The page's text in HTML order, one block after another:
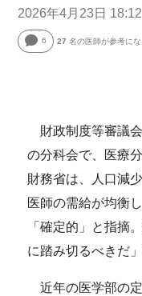
2026年4月23日 18:12
6 27 名の医師が参考に
財政制度等審議
の分科会で、医療
財務省は、人口減
医師の需給が均衡
「確定的」と指摘
に踏み切るべきだ
近年の医学部の